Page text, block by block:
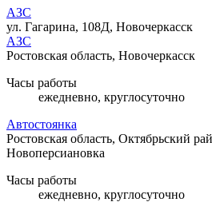
АЗС
ул. Гагарина, 108Д, Новочеркасск
АЗС
Ростовская область, Новочеркасск
Часы работы
ежедневно, круглосуточно
Автостоянка
Ростовская область, Октябрьский
Новоперсиановка
Часы работы
ежедневно, круглосуточно